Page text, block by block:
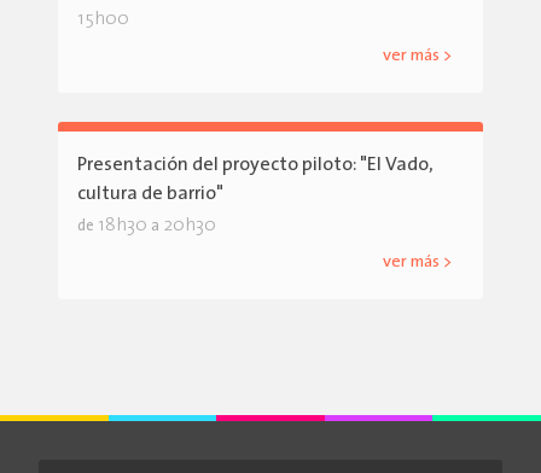
15h00
ver más >
Presentación del proyecto piloto: "El Vado,
cultura de barrio"
de 18h30 a 20h30
ver más >